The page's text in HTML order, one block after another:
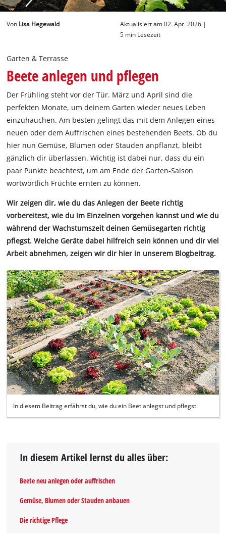
Deutsch
DEDeutsch
Von Lisa Hegewald
Aktualisiert am 02. Apr. 2026 |
5 min Lesezeit
Garten & Terrasse
Beete anlegen und pflegen
Der Frühling steht vor der Tür. März und April sind die
perfekten Monate, um deinem Garten wieder neues Leben
einzuhauchen. Am besten gelingt das mit dem Anlegen eines
neuen oder dem Auffrischen eines bestehenden Beets. Ob du
hier nun Gemüse, Blumen oder Stauden anpflanzt, bleibt
gänzlich dir überlassen. Wichtig ist dabei nur, dass du ein
paar Punkte beachtest, um am Ende der Garten-Saison
wortwörtlich Früchte ernten zu können.
Wir zeigen dir, wie du das Anlegen der Beete richtig
vorbereitest, wie du im Einzelnen vorgehen kannst und wie du
während der Wachstumszeit deinen Gemüsegarten richtig
pflegst. Welche Geräte dabei hilfreich sein können und dir viel
Arbeit abnehmen, zeigen wir dir hier in unserem Blogbeitrag.
In diesem Beitrag erfährst du, wie du ein Beet anlegst und pflegst.
In diesem Artikel lernst du alles über:
Beete neu anlegen oder auffrischen
Gemüse, Blumen oder Stauden anbauen
Die richtige Pflege